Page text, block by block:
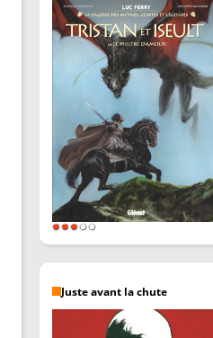
Juste avant la chute